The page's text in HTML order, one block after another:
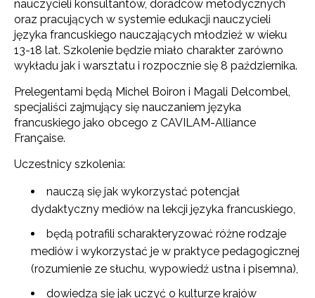
nauczycieli konsultantów, doradców metodycznych
oraz pracujących w systemie edukacji nauczycieli
języka francuskiego nauczających młodzież w wieku
13-18 lat. Szkolenie będzie miało charakter zarówno
wykładu jak i warsztatu i rozpocznie się 8 października.
Prelegentami będą Michel Boiron i Magali Delcombel,
specjaliści zajmujący się nauczaniem języka
francuskiego jako obcego z CAVILAM-Alliance
Française.
Uczestnicy szkolenia:
nauczą się jak wykorzystać potencjał
dydaktyczny mediów na lekcji języka francuskiego,
będą potrafili scharakteryzować różne rodzaje
mediów i wykorzystać je w praktyce pedagogicznej
(rozumienie ze słuchu, wypowiedź ustna i pisemna),
dowiedzą się jak uczyć o kulturze krajów